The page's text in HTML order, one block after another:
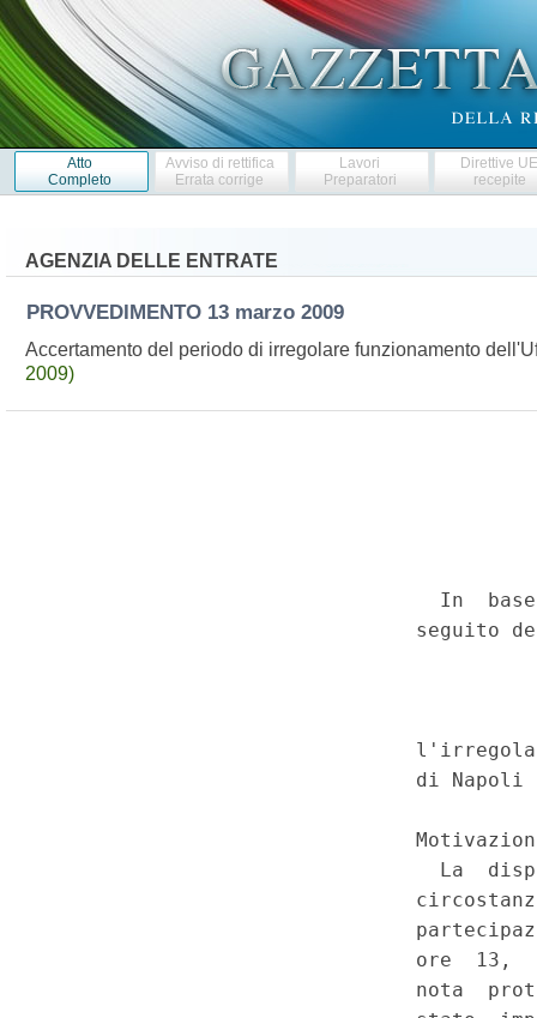
Atto
Completo
Avviso di rettifica
Errata corrige
Lavori
Preparatori
Direttive
recepite
AGENZIA DELLE ENTRATE
PROVVEDIMENTO 13 marzo 2009
Accertamento del periodo di irregolare funzionamento
2009)